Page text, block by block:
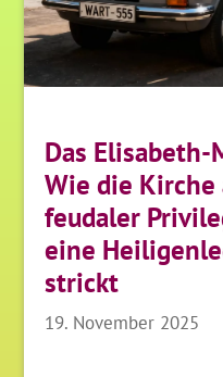
Das Elisabeth-
Wie die Kirche
feudaler
eine
strickt
19. November 2025